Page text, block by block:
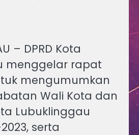
– DPRD Kota
menggelar rapat
mengumumkan
Wali Kota dan
Lubuklinggau
serta